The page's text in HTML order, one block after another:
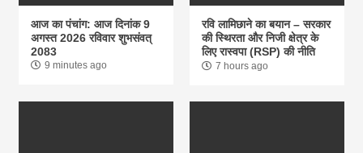
आज का पंचांग: आज दिनांक 9
अगस्त 2026 रविवार शुभसंवत्
2083
9 minutes ago
रवि लामिछाने का बयान – सरकार
की स्थिरता और निजी क्षेत्र के
लिए रास्वपा (RSP) की नीति
7 hours ago